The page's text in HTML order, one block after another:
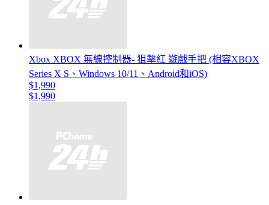
Xbox XBOX 無線控制器- 狙擊紅 遊戲手把 (相容XBOX
Series X S、Windows 10/11、Android和iOS)
$1,990
$1,990